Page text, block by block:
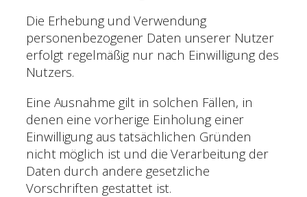
Die Erhebung und Verwendung
personenbezogener Daten unserer Nutzer
erfolgt regelmäßig nur nach Einwilligung des
Nutzers.
Eine Ausnahme gilt in solchen Fällen, in
denen eine vorherige Einholung einer
Einwilligung aus tatsächlichen Gründen
nicht möglich ist und die Verarbeitung der
Daten durch andere gesetzliche
Vorschriften gestattet ist.